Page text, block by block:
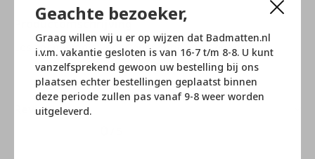
Geachte bezoeker,
Graag willen wij u er op wijzen dat Badmatten.nl
i.v.m. vakantie gesloten is van 16-7 t/m 8-8. U kunt
vanzelfsprekend gewoon uw bestelling bij ons
plaatsen echter bestellingen geplaatst binnen
deze periode zullen pas vanaf 9-8 weer worden
uitgeleverd.
Productomschrijving
Los zeeppompje voor Conor serie van Aquanova
Reviews